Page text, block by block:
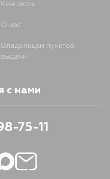
Контакты
О нас
Владельцам пунктов
выдачи
с нами
75-11